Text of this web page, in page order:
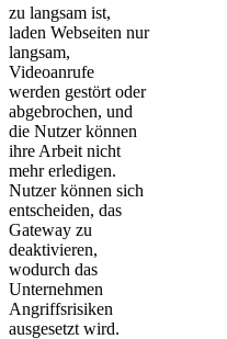
zu langsam ist,
laden Webseiten nur
langsam,
Videoanrufe
werden gestört oder
abgebrochen, und
die Nutzer können
ihre Arbeit nicht
mehr erledigen.
Nutzer können sich
entscheiden, das
Gateway zu
deaktivieren,
wodurch das
Unternehmen
Angriffsrisiken
ausgesetzt wird.